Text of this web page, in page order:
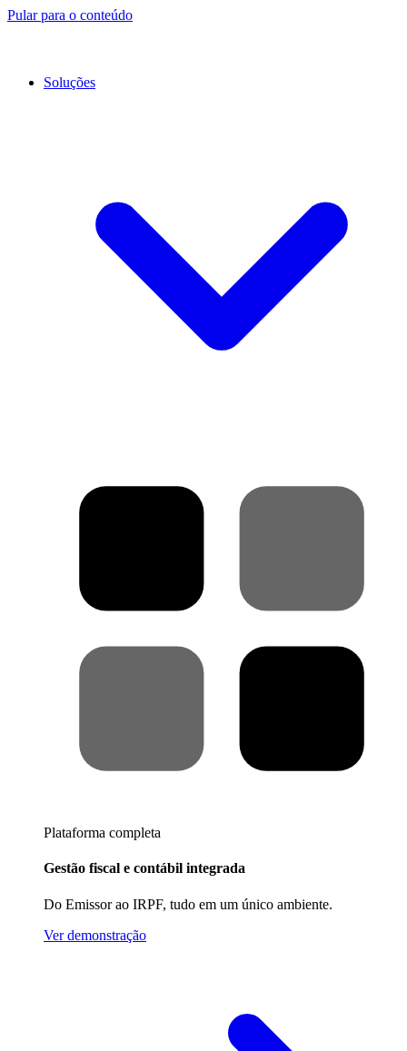
Pular para o conteúdo
Soluções
Plataforma completa
Gestão fiscal e contábil integrada
Do Emissor ao IRPF, tudo em um único ambiente.
Ver demonstração